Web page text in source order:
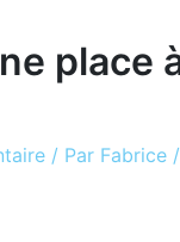
place
/ Par Fabrice /